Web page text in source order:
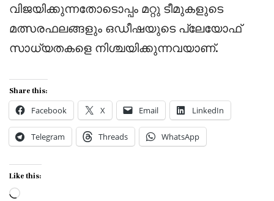
വിജയിക്കുന്നതോടൊപ്പം മറ്റു ടീമുകളുടെ
മത്സരഫലങ്ങളും ഒഡീഷയുടെ പ്ലേയോഫ്
സാധ്യതകളെ നിശ്ചയിക്കുന്നവയാണ്.
Share this:
Facebook X Email LinkedIn
Telegram Threads WhatsApp
Like this:
Loading…